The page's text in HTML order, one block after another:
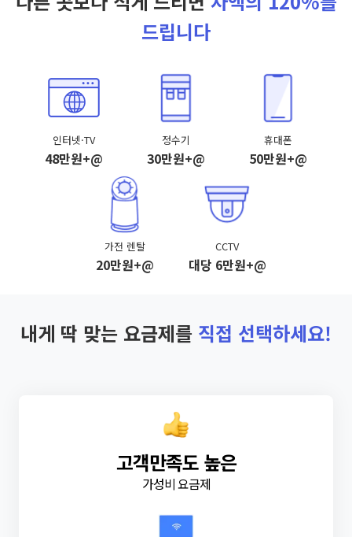
드립니다
인터넷·TV
48만원+@
정수기
30만원+@
휴대폰
50만원+@
가전 렌탈
20만원+@
CCTV
대당 6만원+@
내게 딱 맞는 요금제를 직접 선택하세요!
고객만족도 높은
가성비 요금제